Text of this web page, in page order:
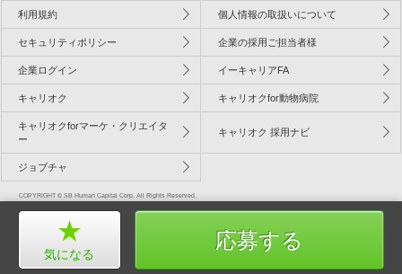
応募する
気になる
利用規約 個人情報の取扱いについて
セキュリティポリシー 企業の採用ご担当者様
企業ログイン イーキャリアFA
キャリオク キャリオクfor動物病院
キャリオクforマーケ・クリエイタ
ー
キャリオク 採用ナビ
ジョブチャ
COPYRIGHT © SB Human Capital Corp. All Rights Reserved.